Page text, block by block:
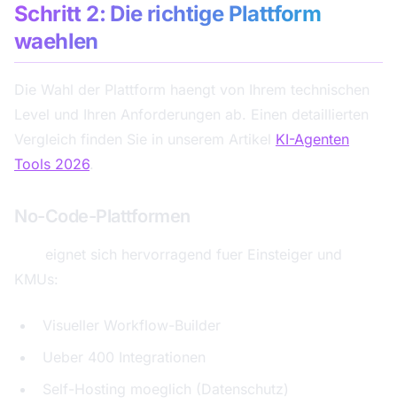
Schritt 2: Die richtige Plattform
waehlen
Die Wahl der Plattform haengt von Ihrem technischen
Level und Ihren Anforderungen ab. Einen detaillierten
Vergleich finden Sie in unserem Artikel KI-Agenten
Tools 2026.
No-Code-Plattformen
eignet sich hervorragend fuer Einsteiger und
KMUs:
Visueller Workflow-Builder
Ueber 400 Integrationen
Self-Hosting moeglich (Datenschutz)